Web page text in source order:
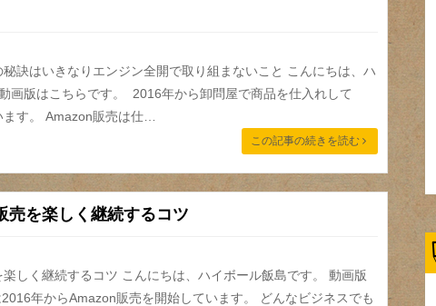
訣はいきなりエンジン全開で取り組まないこと こんにちは、ハ
画版はこちらです。 2016年から卸問屋で商品を仕入れして
す。 Amazon販売は仕…
この記事の続きを読む
売を楽しく継続するコツ
しく継続するコツ こんにちは、ハイボール飯島です。 動画版
年からAmazon販売を開始しています。 どんなビジネスでも